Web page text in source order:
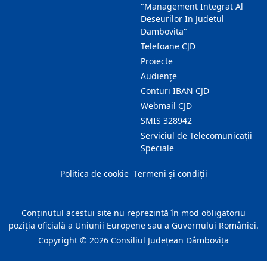
"Management Integrat Al
Deseurilor In Judetul
Dambovita"
Telefoane CJD
Proiecte
Audienţe
Conturi IBAN CJD
Webmail CJD
SMIS 328942
Serviciul de Telecomunicații
Speciale
Politica de cookie Termeni și condiții
Conţinutul acestui site nu reprezintă în mod obligatoriu
poziţia oficială a Uniunii Europene sau a Guvernului României.
Copyright © 2026 Consiliul Judeţean Dâmboviţa